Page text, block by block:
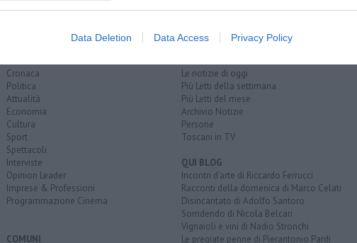
Data Deletion Data Access Privacy Policy
Cronaca
Politica
Attualità
Economia
Cultura
Sport
Spettacoli
Interviste
Opinion Leader
Imprese & Professioni
Programmazione Cinema
COMUNI
Le notizie di oggi
Più Letti della settimana
Più Letti del mese
Archivio Notizie
Persone
Toscani in TV
QUI BLOG
Incontri d'arte di Riccardo Ferrucci
Racconti della domenica di Marco Celati
Disincantato di Adolfo Santoro
Sorridendo di Nicola Belcari
Vignaioli e vini di Nadio Stronchi
Le pregiate penne di Pierantonio Pardi